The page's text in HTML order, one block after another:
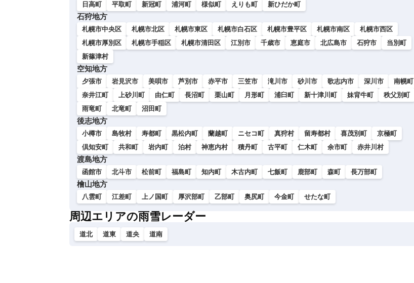
日高町 平取町 新冠町 浦河町 様似町 えりも町 新ひだか町
石狩地方
札幌市中央区 札幌市北区 札幌市東区 札幌市白石区 札幌市豊平区 札幌市南区
札幌市西区
札幌市厚別区
札幌市手稲区 札幌市清田区 江別市 千歳市 恵庭市 北広島市 石狩市
当別町
新篠津村
空知地方
夕張市 岩見沢市 美唄市 芦別市 赤平市 三笠市 滝川市 砂川市 歌志内市 深川市
南幌町
奈井江町
上砂川町 由仁町 長沼町 栗山町 月形町 浦臼町 新十津川町 妹背牛町
秩父別町
雨竜町
北竜町 沼田町
後志地方
小樽市 島牧村 寿都町 黒松内町 蘭越町 ニセコ町 真狩村 留寿都村 喜茂別町
京極町
倶知安町
共和町 岩内町 泊村 神恵内村 積丹町 古平町 仁木町 余市町 赤井川村
渡島地方
函館市 北斗市 松前町 福島町 知内町 木古内町 七飯町 鹿部町 森町 長万部町
檜山地方
八雲町 江差町 上ノ国町 厚沢部町 乙部町 奥尻町 今金町 せたな町
周辺エリアの雨雪レーダー
道北 道東 道央 道南